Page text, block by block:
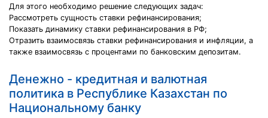
Для этого необходимо решение следующих задач:
Рассмотреть сущность ставки рефинансирования;
Показать динамику ставки рефинансирования в РФ;
Отразить взаимосвязь ставки рефинансирования и инфляции, а
также взаимосвязь с процентами по банковским депозитам.
Денежно - кредитная и валютная
политика в Республике Казахстан по
Национальному банку